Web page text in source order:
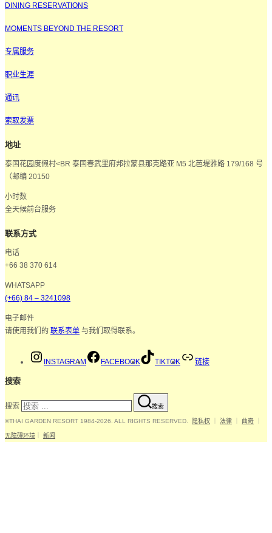
DINING RESERVATIONS
MOMENTS BEYOND THE RESORT
专属服务
职业生涯
通讯
索取发票
地址
泰国花园度假村<BR 泰国春武里府邦拉蒙县那克路亚 M5 北芭堤雅路 179/168 号
（邮编 20150
小时数
全天候前台服务
联系方式
电话
+66 38 370 614
WHATSAPP
(+66) 84 – 3241098
电子邮件
请使用我们的 联系表单 与我们取得联系。
INSTAGRAM FACEBOOK TIKTOK 链接
搜索
搜索 搜索
©THAI GARDEN RESORT 1984-2026. ALL RIGHTS RESERVED. 隐私权 法律 曲奇
无障碍环境 新闻